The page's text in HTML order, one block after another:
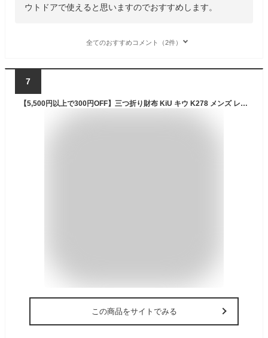
ウトドアで使えると思いますのでおすすめします。
全てのおすすめコメント（2件）
7
【5,500円以上で300円OFF】三つ折り財布 KiU キウ K278 メンズ レディース コンパクト 小さめ 撥水 防水 軽量 Dカン カードポケット コインケース 小銭入れ 3つ折り ミニ財布 ミニウォレット ブランド 通勤 通学 中学生 高校生 フェス ライブ アウトドア キャンプ 旅行 花柄
この商品をサイトでみる